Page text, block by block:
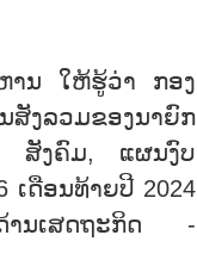
ານ ໃຫ້ຮູ້ວ່າ ກອງ
ງລວມຂອງນາຍົກ
- ສັງຄົມ, ແຜນງົບ
ເດືອນທ້າຍປີ 2024
ດ້ານເສດຖະກິດ -